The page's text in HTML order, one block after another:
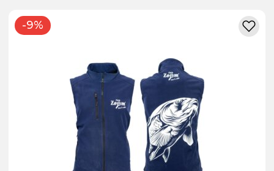
-9%